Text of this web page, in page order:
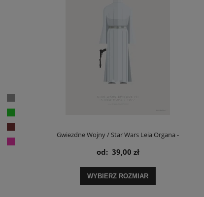
Gwiezdne Wojny / Star Wars Leia Organa -
plakat
od: 39,00 zł
WYBIERZ ROZMIAR